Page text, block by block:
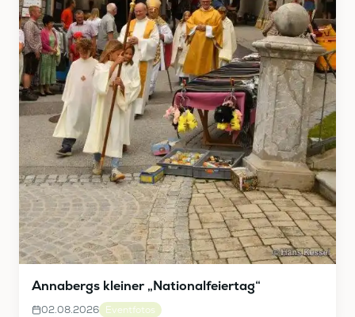
Annabergs kleiner „Nationalfeiertag“
02.08.2026 Eventfotos